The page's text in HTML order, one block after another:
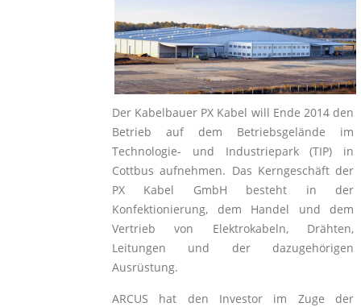
Der Kabelbauer PX Kabel will Ende 2014 den
Betrieb auf dem Betriebsgelände im
Technologie- und Industriepark (TIP) in
Cottbus aufnehmen. Das Kerngeschäft der
PX Kabel GmbH besteht in der
Konfektionierung, dem Handel und dem
Vertrieb von Elektrokabeln, Drähten,
Leitungen und der dazugehörigen
Ausrüstung.
ARCUS hat den Investor im Zuge der